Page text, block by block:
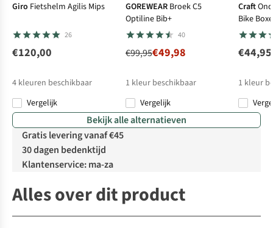
Giro Fietshelm Agilis Mips
26
€120,00
4 kleuren beschikbaar
Vergelijk
GOREWEAR Broek C5
Optiline Bib+
40
€99,95€49,98
1 kleur beschikbaar
Vergelijk
Craft
Bike
€44,95
1 kleur
Bekijk alle alternatieven
Gratis levering vanaf €45
30 dagen bedenktijd
Klantenservice: ma-za
Alles over dit product